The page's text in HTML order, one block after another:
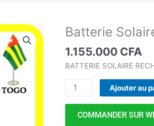
Batterie
1.155.000 CFA
BATTERIE SOLAIRE
quantité
Batterie
Solaire
Lithium
24V
Ajouter au
COMMANDER SUR